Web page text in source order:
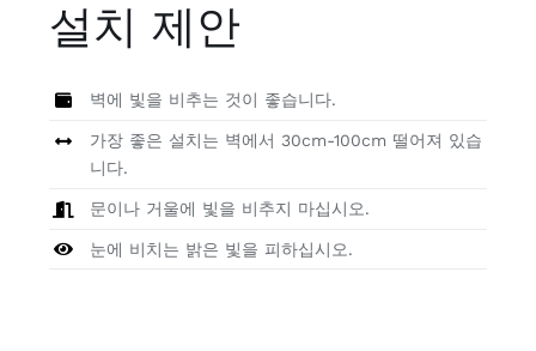
설치 제안
벽에 빛을 비추는 것이 좋습니다.
가장 좋은 설치는 벽에서 30cm-100cm 떨어져 있습
니다.
문이나 거울에 빛을 비추지 마십시오.
눈에 비치는 밝은 빛을 피하십시오.